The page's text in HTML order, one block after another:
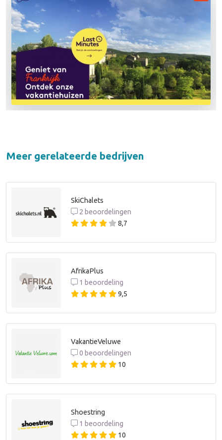
Meer gerelateerde bedrijven
SkiChalets
2 beoordelingen
8,7
AfrikaPlus
1 beoordeling
9,5
VakantieVeluwe
0 beoordelingen
10
Shoestring
1 beoordeling
10